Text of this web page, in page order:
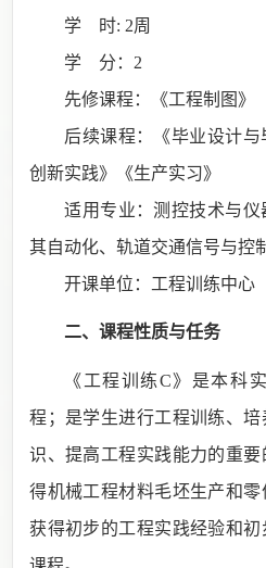
学
时: 2周
学
分： 2
先修课程：《工程制图》
后续课程：《毕业设计
创新实践》《生产实习》
适用专业：测控技术与
其自动化、轨道交通信号与控
开课单位：工程训练中心
二、课程性质与任务
《工程训练C》是本科
程；是学生进行工程训练、
识、提高工程实践能力的重
得机械工程材料毛坯生产和零
获得初步的工程实践经验和